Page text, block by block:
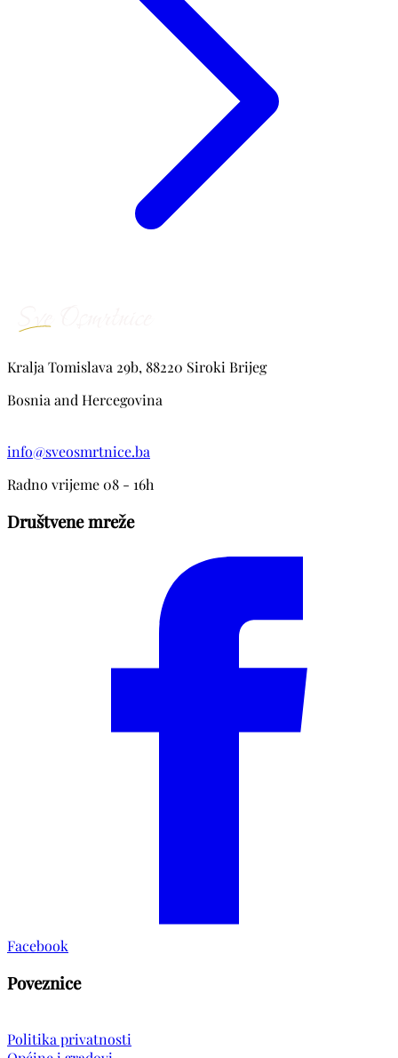
Kralja Tomislava 29b, 88220 Siroki Brijeg
Bosnia and Hercegovina
info@sveosmrtnice.ba
Radno vrijeme 08 - 16h
Društvene mreže
Facebook
Poveznice
Politika privatnosti